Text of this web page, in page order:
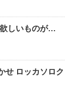
しいものが…
せ ロッカソロク